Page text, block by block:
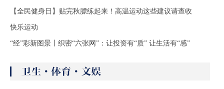
【全民健身日】贴完秋膘练起来！高温运动这些建议请查收
快乐运动
“经”彩新图景丨织密“六张网”：让投资有“质” 让生活有“感”